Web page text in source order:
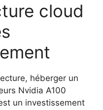
cloud
héberger un
Nvidia A100
un investissement